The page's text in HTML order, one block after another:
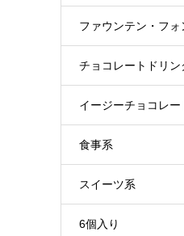
ファウンテン・フ
チョコレートドリン
イージーチョコレー
食事系
スイーツ系
6個入り